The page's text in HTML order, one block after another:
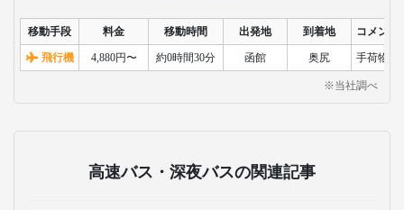
移動手段 料金 移動時間 出発地 到着地 コメント
飛行機 4,880円〜 約0時間30分 函館 奥尻 手荷物検
※当社調べ
高速バス・深夜バスの関連記事